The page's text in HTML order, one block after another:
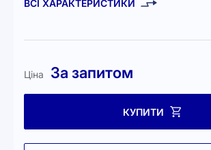
ВСІ ХАРАКТЕРИСТИКИ
Ціна За запитом
КУПИТИ